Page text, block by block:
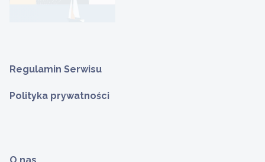
Regulamin Serwisu
Polityka prywatności